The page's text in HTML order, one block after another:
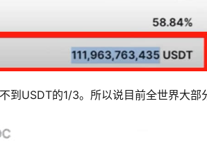
到USDT的1/3。所以说目前全世界大部